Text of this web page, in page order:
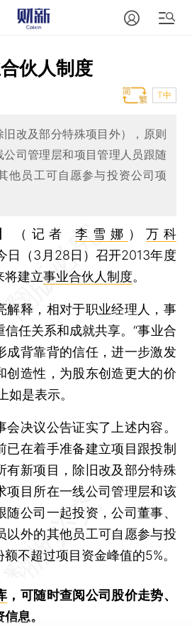
伙人制度
T中
改及部分特殊项目外），原则
司管理层和项目管理人员跟随
他员工可自愿参与投资公司项
】（记者李雪娜 ） 万科
日（3月28日）召开2013年度
将建立事业合伙人制度。
释，相对于职业经理人，事
任关系和成就共享。“事业合
成背靠背的信任，进一步激发
创造性，为股东创造更大的价
如是表示。
决议公告证实了上述内容。
已在着手准备建立项目跟投制
有新项目，除旧改及部分特殊
项目所在一线公司管理层和该
公司一起投资，公司董事、
以外的其他员工可自愿参与投
不超过项目资金峰值的5%。
，可随时查阅公司股价走势、
息。